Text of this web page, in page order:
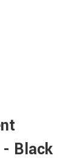
- Black